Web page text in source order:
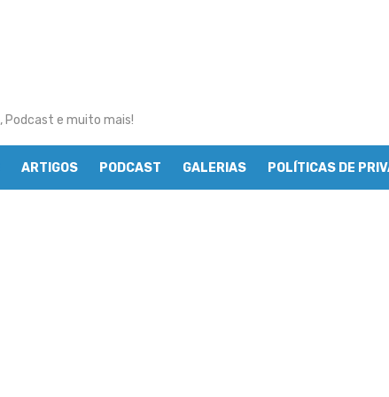
Podcast e muito mais!
ARTIGOS PODCAST GALERIAS POLÍTICAS DE